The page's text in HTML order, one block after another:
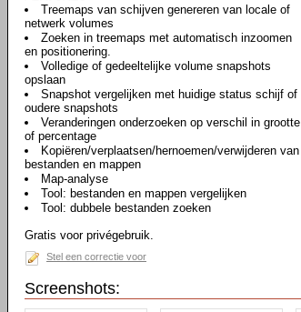
Treemaps van schijven genereren van locale of
netwerk volumes
Zoeken in treemaps met automatisch inzoomen
en positionering.
Volledige of gedeeltelijke volume snapshots
opslaan
Snapshot vergelijken met huidige status schijf of
oudere snapshots
Veranderingen onderzoeken op verschil in grootte
of percentage
Kopiëren/verplaatsen/hernoemen/verwijderen van
bestanden en mappen
Map-analyse
Tool: bestanden en mappen vergelijken
Tool: dubbele bestanden zoeken
Gratis voor privégebruik.
Stel een correctie voor
Screenshots: